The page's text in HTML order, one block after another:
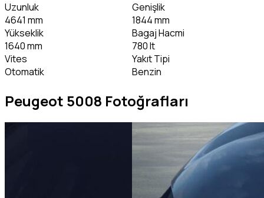
Uzunluk
4641 mm
Genişlik
1844 mm
Yükseklik
1640 mm
Bagaj Hacmi
780 lt
Vites
Otomatik
Yakıt Tipi
Benzin
Peugeot 5008 Fotoğrafları